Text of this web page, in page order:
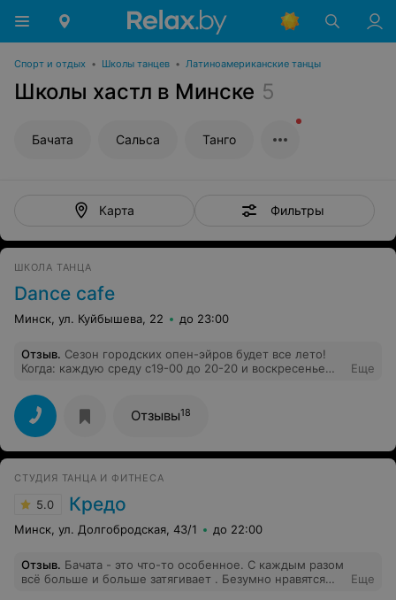
Спорт и отдых • Школы танцев • Латиноамериканские танцы
Школы хастл в Минске 5
Бачата Сальса Танго
Карта Фильтры
ШКОЛА ТАНЦА
Dance cafe
Минск, ул. Куйбышева, 22 до 23:00
Отзыв. Сезон городских опен-эйров будет все лето!
Когда: каждую среду с19-00 до 20-20 и воскресенье
Место: Парк Горького, главная сцена у входа.
Программа: -танцы для тех, кто умеет танцевать Хастл,
Дискофокс и ВКС -бесплатный мастер-класс по Хастлу
для всех желающих -танцы анимация для всех
Приходите сами и друзей приводите. Инфолиния +375-
гурманов танца. Живите "вкусно".
Еще
Отзывы18
СТУДИЯ ТАНЦА И ФИТНЕСА
5.0 Кредо
Минск, ул. Долгобродская, 43/1 до 22:00
Отзыв. Бачата - это что-то особенное. С каждым разом
всё больше и больше затягивает . Безумно нравятся
Еще